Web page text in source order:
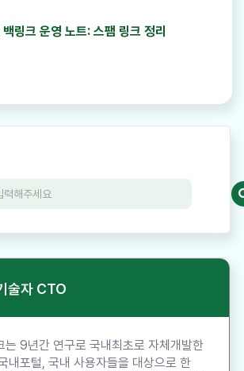
링크 운영 노트: 스팸 링크 정리
술자 CTO
는 9년간 연구로 국내최초로 자체개발한
내포털, 국내 사용자들을 대상으로 한